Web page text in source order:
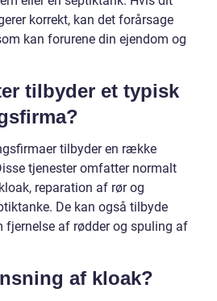
korrekt, kan det forårsage
kan forurene din ejendom og
tilbyder et typisk
tilbyder en række
tjenester omfatter normalt
reparation af rør og
De kan også tilbyde
fjernelse af rødder og spuling af
af kloak?